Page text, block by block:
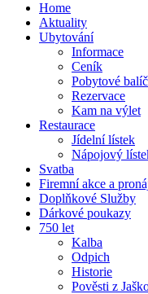
Home
Aktuality
Ubytování
Informace
Ceník
Pobytové
Rezervace
Kam na výlet
Restaurace
Jídelní lístek
Nápojový
Svatba
Firemní akce a
Doplňkové Služby
Dárkové poukazy
750 let
Kalba
Odpich
Historie
Pověsti z